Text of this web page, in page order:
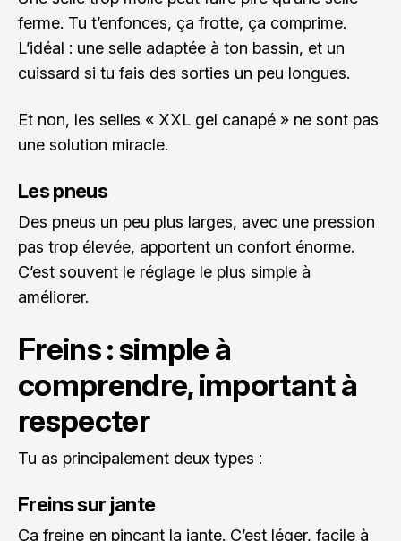
ferme. Tu t’enfonces, ça frotte, ça comprime.
L’idéal : une selle adaptée à ton bassin, et un
cuissard si tu fais des sorties un peu longues.
Et non, les selles « XXL gel canapé » ne sont pas
une solution miracle.
Les pneus
Des pneus un peu plus larges, avec une pression
pas trop élevée, apportent un confort énorme.
C’est souvent le réglage le plus simple à
améliorer.
Freins : simple à
comprendre, important à
respecter
Tu as principalement deux types :
Freins sur jante
Ça freine en pinçant la jante. C’est léger, facile à